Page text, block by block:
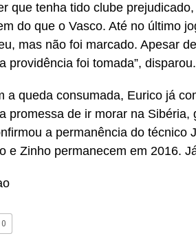
que tenha tido clube
do que o Vasco. Até no último
mas não foi marcado. Apesar
providência foi tomada”, disparou.
a queda consumada, Eurico já
promessa de ir morar na
a permanência do técnico
e Zinho permanecem em 2016.
0